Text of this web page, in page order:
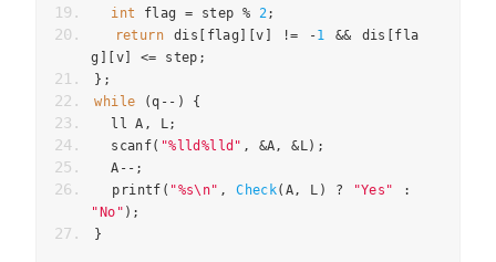
int
flag = step % 2;
return
dis flag ][v != -1 && dis
fla
g
v <= step ;
};
while
(q -- )
{
ll
A , L;
scanf( "%lld%lld" , &A, & L);
A -- ;
printf ( "%s\n" , Check( A, L ) ? "Yes"
:
"No" );
}